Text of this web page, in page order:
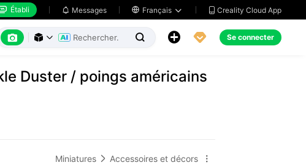
Établi  Messages  Français   Creality Cloud App
      Se connecter
Duster / poings américains
Miniatures  Accessoires et décors 